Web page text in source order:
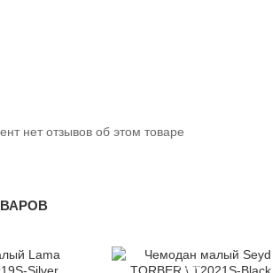
нет отзывов об этом товаре
-12%